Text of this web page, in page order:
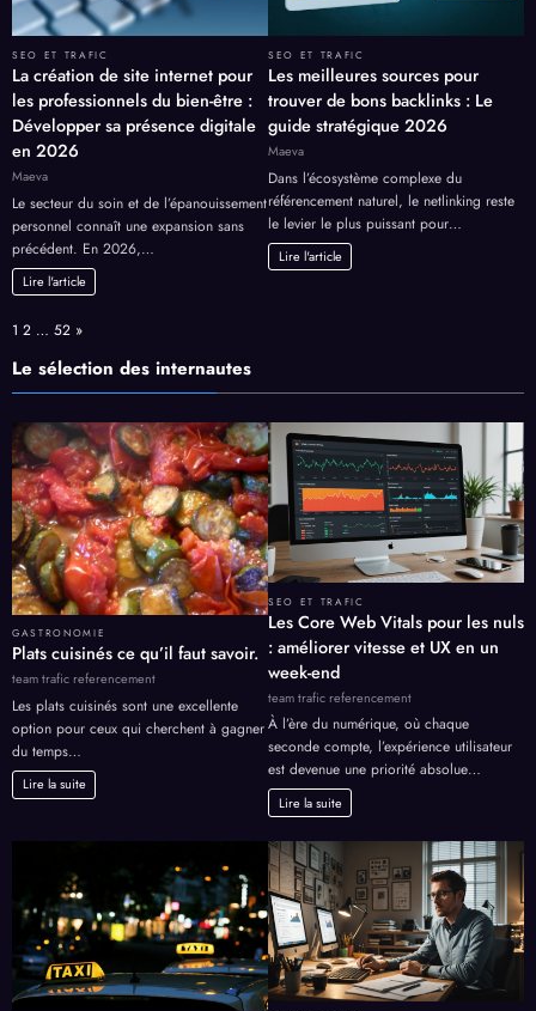
SEO ET TRAFIC
La création de site internet pour
les professionnels du bien-être :
Développer sa présence digitale
en 2026
Maeva
Le secteur du soin et de l’épanouissement
personnel connaît une expansion sans
précédent. En 2026,…
Lire l'article
SEO ET TRAFIC
Les meilleures sources pour
trouver de bons backlinks : Le
guide stratégique 2026
Maeva
Dans l’écosystème complexe du
référencement naturel, le netlinking reste
le levier le plus puissant pour…
Lire l'article
Page:
1 2 … 52 Next
»
Le sélection des internautes
GASTRONOMIE
Plats cuisinés ce qu’il faut savoir.
team trafic referencement
Les plats cuisinés sont une excellente
option pour ceux qui cherchent à gagner
du temps…
Lire la suite
SEO ET TRAFIC
Les Core Web Vitals pour les nuls
: améliorer vitesse et UX en un
week-end
team trafic referencement
À l’ère du numérique, où chaque
seconde compte, l’expérience utilisateur
est devenue une priorité absolue…
Lire la suite